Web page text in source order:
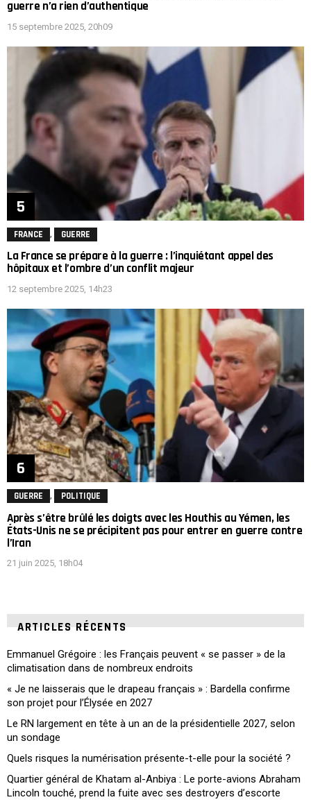
guerre n’a rien d’authentique
15 septembre 2025, 20h09
FRANCE , GUERRE
La France se prépare à la guerre : l’inquiétant appel des
hôpitaux et l’ombre d’un conflit majeur
12 septembre 2025, 14h23
GUERRE , POLITIQUE
Après s’être brûlé les doigts avec les Houthis au Yémen, les
États-Unis ne se précipitent pas pour entrer en guerre contre
l’Iran
21 juin 2025, 18h04
ARTICLES RÉCENTS
Emmanuel Grégoire : les Français peuvent « se passer » de la
climatisation dans de nombreux endroits
« Je ne laisserais que le drapeau français » : Bardella confirme
son projet pour l’Élysée en 2027
Le RN largement en tête à un an de la présidentielle 2027, selon
un sondage
Quels risques la numérisation présente-t-elle pour la société ?
Quartier général de Khatam al-Anbiya : Le porte-avions Abraham
Lincoln touché, prend la fuite avec ses destroyers d’escorte